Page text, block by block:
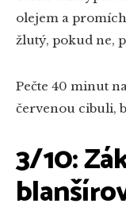
olejem a
žlutý, pokud ne,
Pečte 40 minut
červenou cibuli,
3/10: